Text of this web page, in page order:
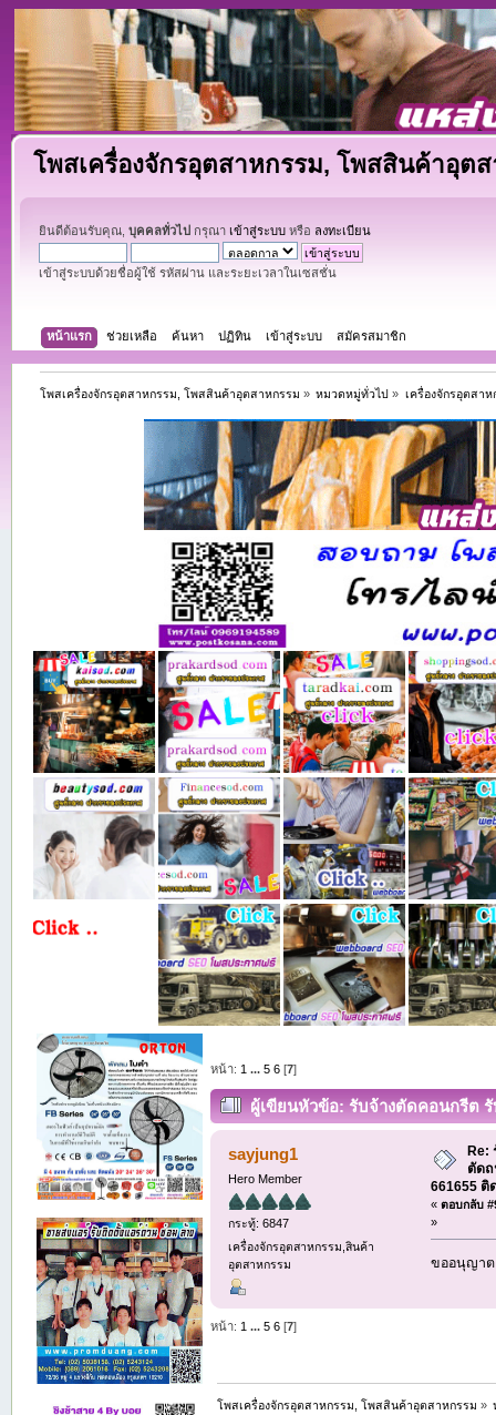
โพสเครื่องจักรอุตสาหกรรม, โพสสินค้าอุต
ยินดีต้อนรับคุณ, บุคคลทั่วไป กรุณา เข้าสู่ระบบหรือ ลงทะเบียน
เข้าสู่ระบบด้วยชื่อผู้ใช้ รหัสผ่าน และระยะเวลาในเซสชั่น
หน้าแรก ช่วยเหลือ ค้นหา ปฏิทิน เข้าสู่ระบบ สมัครสมาชิก
โพสเครื่องจักรอุตสาหกรรม, โพสสินค้าอุตสาหกรรม » หมวดหมู่ทั่วไป » เครื่องจักรอุตสา
หน้า: 1 ... 5 6[7]
ผู้เขียนหัวข้อ: รับจ้างตัดคอนกรีต
sayjung1
Hero Member
กระทู้: 6847
เครื่องจักรอุตสาหกรรม,สินค้า
อุตสาหกรรม
Re:
ตัด
661655
«ตอบกลับ
»
ขออนุญาต
หน้า: 1 ... 5 6[7]
โพสเครื่องจักรอุตสาหกรรม, โพสสินค้าอุตสาหกรรม »